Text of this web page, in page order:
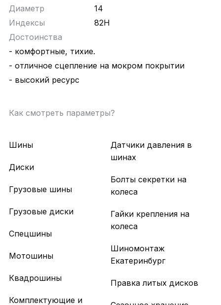
Диаметр
14
Индексы
82H
Достоинства
- комфортные, тихие.
- отличное сцепление на мокром покрытии
- высокий ресурс
Как смотреть параметры?
Шины
Диски
Грузовые шины
Грузовые диски
Спецшины
Мотошины
Квадрошины
Комплектующие и
Датчики давления в
шинах
Болты секретки на
колеса
Гайки крепления на
колеса
Шиномонтаж
Екатеринбург
Правка литых дисков